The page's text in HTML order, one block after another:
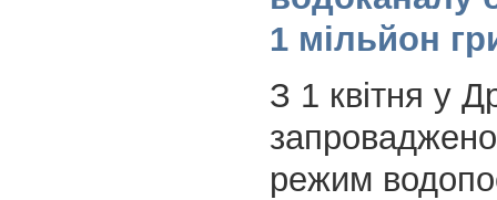
1 мільйон
З 1 квітня у
режим